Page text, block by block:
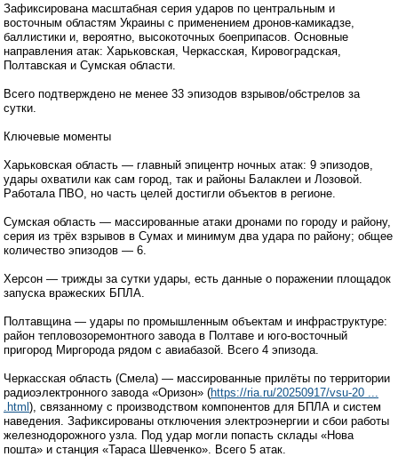
Зафиксирована масштабная серия ударов по центральным и
восточным областям Украины с применением дронов-камикадзе,
баллистики и, вероятно, высокоточных боеприпасов. Основные
направления атак: Харьковская, Черкасская, Кировоградская,
Полтавская и Сумская области.
Всего подтверждено не менее 33 эпизодов взрывов/обстрелов за
сутки.
Ключевые моменты
Харьковская область — главный эпицентр ночных атак: 9 эпизодов,
удары охватили как сам город, так и районы Балаклеи и Лозовой.
Работала ПВО, но часть целей достигли объектов в регионе.
Сумская область — массированные атаки дронами по городу и району,
серия из трёх взрывов в Сумах и минимум два удара по району; общее
количество эпизодов — 6.
Херсон — трижды за сутки удары, есть данные о поражении площадок
запуска вражеских БПЛА.
Полтавщина — удары по промышленным объектам и инфраструктуре:
район тепловозоремонтного завода в Полтаве и юго-восточный
пригород Миргорода рядом с авиабазой. Всего 4 эпизода.
Черкасская область (Смела) — массированные прилёты по территории
радиоэлектронного завода «Оризон» (https://ria.ru/20250917/vsu-20 ...
.html ), связанному с производством компонентов для БПЛА и систем
наведения. Зафиксированы отключения электроэнергии и сбои работы
железнодорожного узла. Под удар могли попасть склады «Нова
пошта» и станция «Тараса Шевченко». Всего 5 атак.